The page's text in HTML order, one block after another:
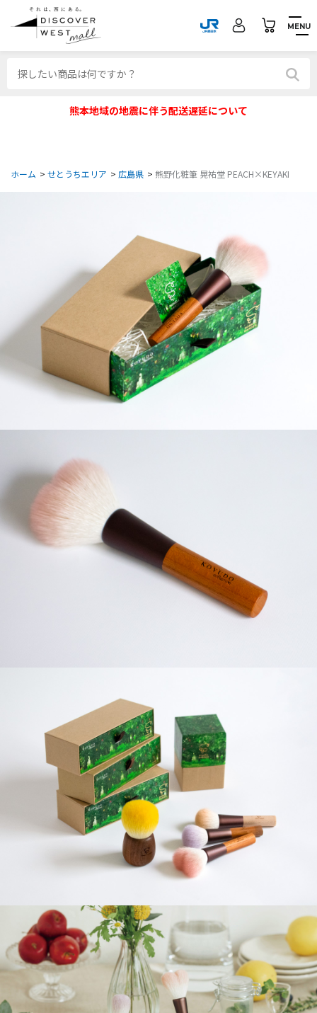
MENU
熊本地域の地震に伴う配送遅延について
ホーム > せとうちエリア > 広島県 > 熊野化粧筆 晃祐堂 PEACH×KEYAKI